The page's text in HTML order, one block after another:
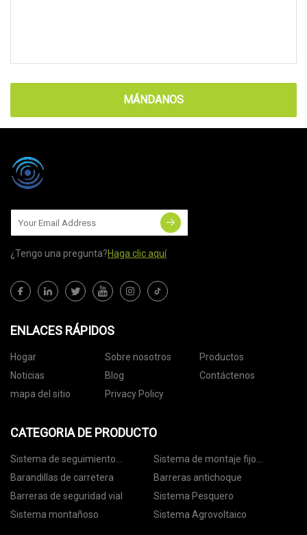
MÁNDANOS
¿Tengo una pregunta?Haga clic aquí
ENLACES RÁPIDOS
Hogar Sobre nosotros
Productos
Noticias
Blog
Contáctenos
mapa del sitio
Privacy Policy
CATEGORIA DE PRODUCTO
Sistema de seguimiento
fotovoltaico
Sistema de montaje fijo
fotovoltaico
Barandillas de carretera
Barreras antichoque
Barreras de seguridad vial
Sistema Pesquero
Sistema montañoso
Sistema Agrovoltaico